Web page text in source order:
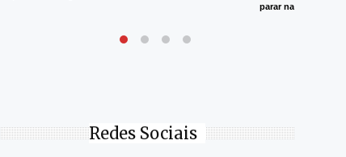
parar na Justiça
Redes Sociais